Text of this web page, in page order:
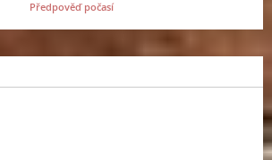
Předpověď počasí